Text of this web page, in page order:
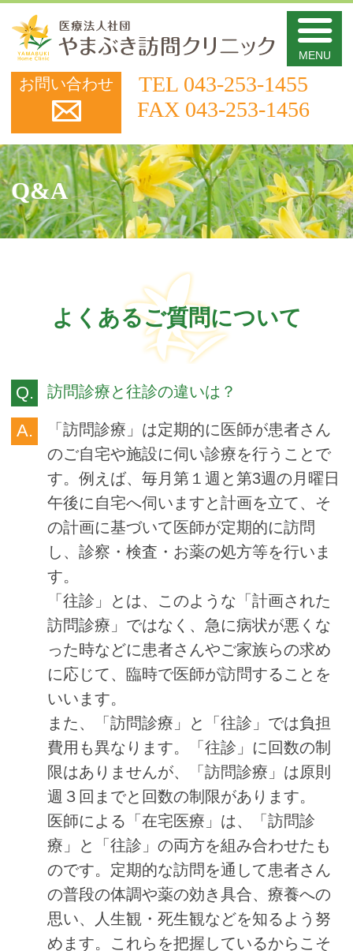
お問い合わせ TEL 043-253-1455
FAX 043-253-1456
Q&A
よくあるご質問について
訪問診療と往診の違いは？
「訪問診療」は定期的に医師が患者さん
のご自宅や施設に伺い診療を行うことで
す。例えば、毎月第１週と第3週の月曜日
午後に自宅へ伺いますと計画を立て、そ
の計画に基づいて医師が定期的に訪問
し、診察・検査・お薬の処方等を行いま
す。
「往診」とは、このような「計画された
訪問診療」ではなく、急に病状が悪くな
った時などに患者さんやご家族らの求め
に応じて、臨時で医師が訪問することを
いいます。
また、「訪問診療」と「往診」では負担
費用も異なります。「往診」に回数の制
限はありませんが、「訪問診療」は原則
週３回までと回数の制限があります。
医師による「在宅医療」は、「訪問診
療」と「往診」の両方を組み合わせたも
のです。定期的な訪問を通して患者さん
の普段の体調や薬の効き具合、療養への
思い、人生観・死生観などを知るよう努
めます。これらを把握しているからこそ